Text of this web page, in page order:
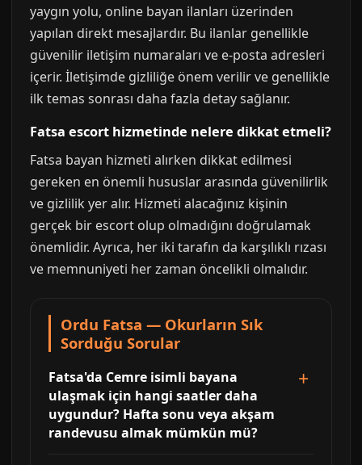
yaygın yolu, online bayan ilanları üzerinden
yapılan direkt mesajlardır. Bu ilanlar genellikle
güvenilir iletişim numaraları ve e-posta adresleri
içerir. İletişimde gizliliğe önem verilir ve genellikle
ilk temas sonrası daha fazla detay sağlanır.
Fatsa escort hizmetinde nelere dikkat etmeli?
Fatsa bayan hizmeti alırken dikkat edilmesi
gereken en önemli hususlar arasında güvenilirlik
ve gizlilik yer alır. Hizmeti alacağınız kişinin
gerçek bir escort olup olmadığını doğrulamak
önemlidir. Ayrıca, her iki tarafın da karşılıklı rızası
ve memnuniyeti her zaman öncelikli olmalıdır.
Ordu Fatsa — Okurların Sık
Sorduğu Sorular
Fatsa'da Cemre isimli bayana
ulaşmak için hangi saatler daha
uygundur? Hafta sonu veya akşam
randevusu almak mümkün mü?